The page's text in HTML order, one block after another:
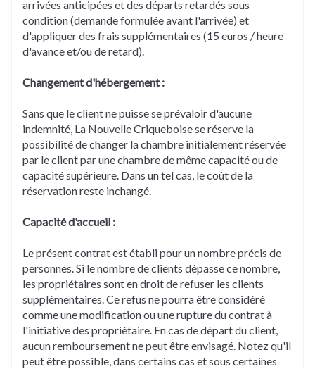
arrivées anticipées et des départs retardés sous
condition (demande formulée avant l'arrivée) et
d'appliquer des frais supplémentaires (15 euros / heure
d'avance et/ou de retard).
Changement d'hébergement :
Sans que le client ne puisse se prévaloir d'aucune
indemnité, La Nouvelle Criqueboise se réserve la
possibilité de changer la chambre initialement réservée
par le client par une chambre de même capacité ou de
capacité supérieure. Dans un tel cas, le coût de la
réservation reste inchangé.
Capacité d'accueil :
Le présent contrat est établi pour un nombre précis de
personnes. Si le nombre de clients dépasse ce nombre,
les propriétaires sont en droit de refuser les clients
supplémentaires. Ce refus ne pourra être considéré
comme une modification ou une rupture du contrat à
l'initiative des propriétaire. En cas de départ du client,
aucun remboursement ne peut être envisagé. Notez qu'il
peut être possible, dans certains cas et sous certaines